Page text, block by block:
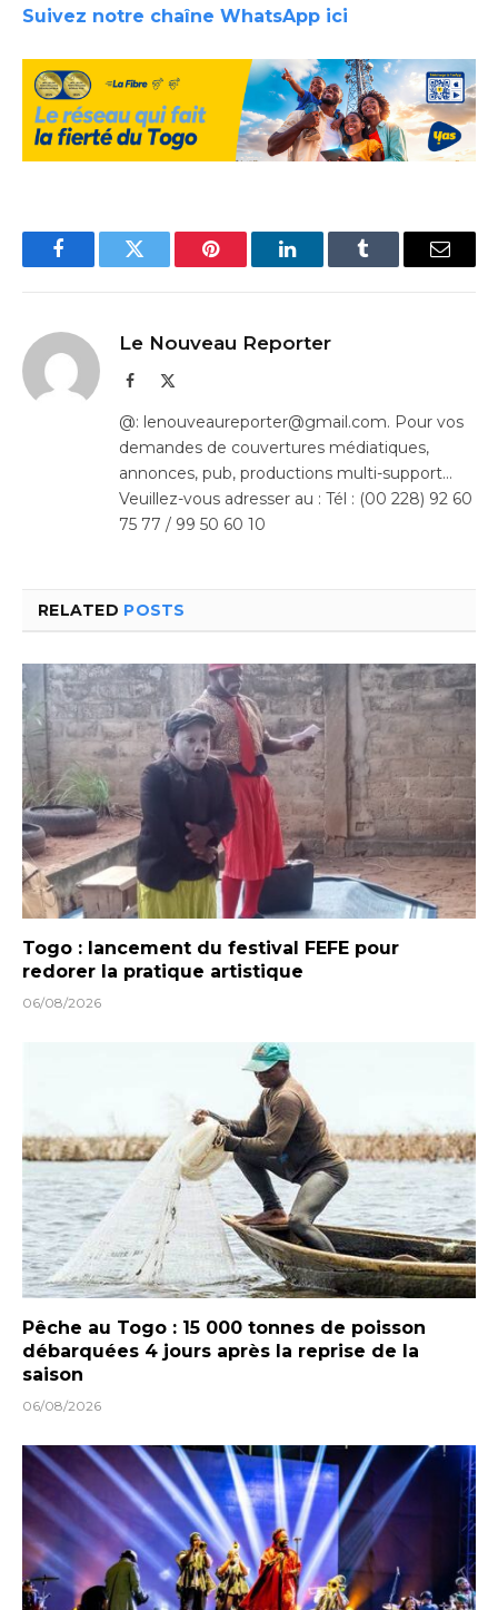
Suivez notre chaîne WhatsApp ici
FacebookTwitter Pinterest LinkedInTumblr Email
Le Nouveau Reporter
Facebook
@: lenouveaureporter@gmail.com. Pour vos
demandes de couvertures médiatiques,
annonces, pub, productions multi-support…
Veuillez-vous adresser au : Tél : (00 228) 92 60
75 77 / 99 50 60 10
RELATED POSTS
Togo : lancement du festival FEFE pour
redorer la pratique artistique
06/08/2026
Pêche au Togo : 15 000 tonnes de poisson
débarquées 4 jours après la reprise de la
saison
06/08/2026